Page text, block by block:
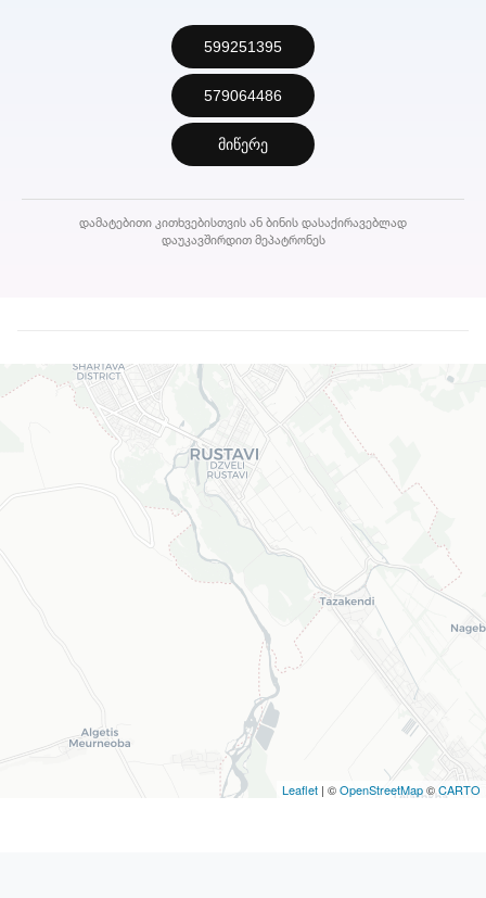
599251395
579064486
მიწერე
დამატებითი კითხვებისთვის ან ბინის დასაქირავებლად
დაუკავშირდით მეპატრონეს
Leaflet | ©OpenStreetMap©CARTO